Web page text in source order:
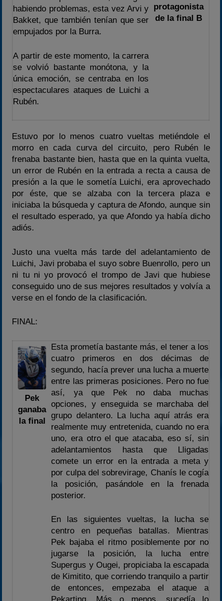
habiendo problemas, esta vez Arvi y
Bakket, que también tenían que ser
empujados por la Burra.
A partir de este momento, la carrera
se volvió bastante monótona, y la
única emoción, se centraba en los
espectaculares ataques de Luichi a
Rubén.
protagonista
de la final B
Estuvo por lo menos cuatro vueltas metiéndole el
morro en cada curva del circuito, pero Rubén le
frenaba bastante bien, hasta que en la quinta vuelta,
un error de Rubén en la entrada a recta a causa de
presión a la que le sometía Luichi, era aprovechado
por éste, que se alzaba con la tercera plaza e
iniciaba la búsqueda y captura de Afondo, aunque sin
el resultado esperado, ya que Afondo ya había dicho
adiós.
Justo una vuelta más tarde del adelantamiento de
Luichi, Javi probaba el suyo sobre Buenrollo, pero un
ni tu ni yo provocó el trompo de Javi que hubiese
conseguido uno de sus mejores resultados y volvía a
verse en el fondo de la clasificación.
FINAL:
Pek
ganaba
la final
Esta prometía bastante más, el tener a los
cuatro primeros en dos décimas de
segundo, hacía prever una lucha a muerte
entre las primeras posiciones. Pero no fue
así, ya que Pek no daba muchas
opciones, y enseguida se marchaba del
grupo delantero. La lucha aquí atrás era
realmente muy entretenida, cuando no era
uno, era otro el que atacaba, eso sí, sin
adelantamientos hasta que Lligadas
comete un error en la entrada a meta y
por culpa del sobrevirage, Chanís le cogía
la posición, pasándole en la frenada
posterior.
En las siguientes vueltas, la lucha se
centro en pequeñas batallas. Mientras
Pek bajaba el ritmo posiblemente por no
jugarse la posición, la lucha entre
Supergus y Ougei, propiciaba la escapada
de Kimitito, que corriendo tranquilo a partir
de entonces, empezaba el ataque a